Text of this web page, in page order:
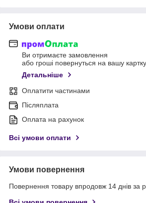
Умови оплати
Ви отримаєте замовлення
або гроші повернуться на вашу картку
Детальніше
Оплатити частинами
Післяплата
Оплата на рахунок
Всі умови оплати
Умови повернення
Повернення товару впродовж 14 днів за